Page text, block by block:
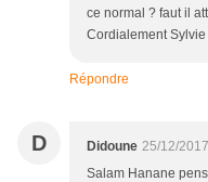
ce normal ? faut il
Cordialement
Répondre
D Didoune 25/12/
Salam Hanane